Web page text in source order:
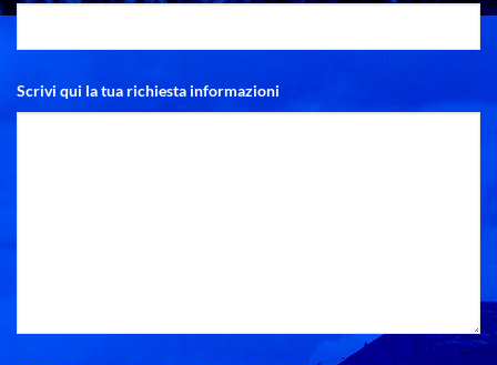
Scrivi qui la tua richiesta informazioni